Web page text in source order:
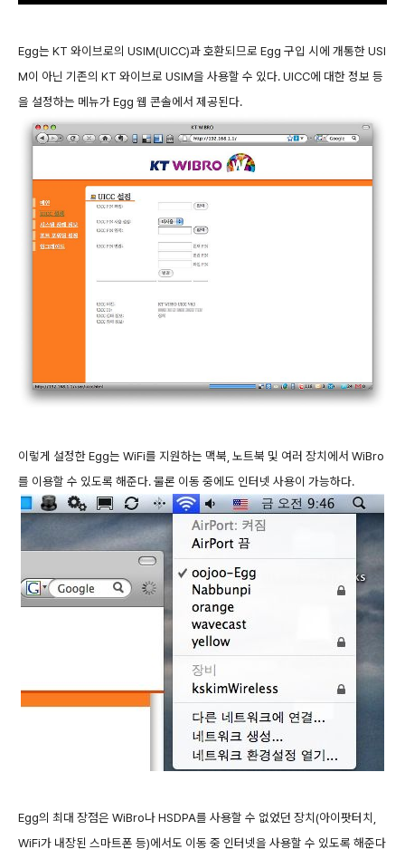
Egg는 KT 와이브로의 USIM(UICC)과 호환되므로 Egg 구입 시에 개통한 USI
M이 아닌 기존의 KT 와이브로 USIM을 사용할 수 있다. UICC에 대한 정보 등
을 설정하는 메뉴가 Egg 웹 콘솔에서 제공된다.
이렇게 설정한 Egg는 WiFi를 지원하는 맥북, 노트북 및 여러 장치에서 WiBro
를 이용할 수 있도록 해준다. 물론 이동 중에도 인터넷 사용이 가능하다.
Egg의 최대 장점은 WiBro나 HSDPA를 사용할 수 없었던 장치(아이팟터치,
WiFi가 내장된 스마트폰 등)에서도 이동 중 인터넷을 사용할 수 있도록 해준다